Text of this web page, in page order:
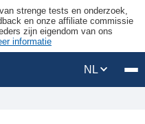
strenge tests en onderzoek,
en onze affiliate commissie
zijn eigendom van ons
informatie
NL